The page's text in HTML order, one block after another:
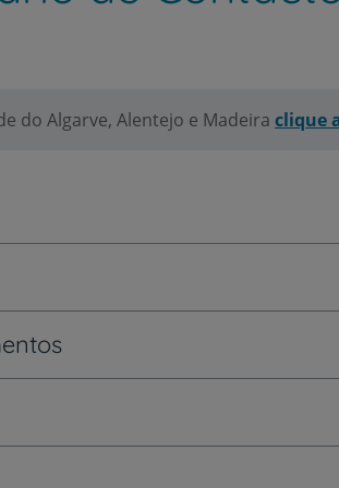
do Algarve, Alentejo e Madeira clique